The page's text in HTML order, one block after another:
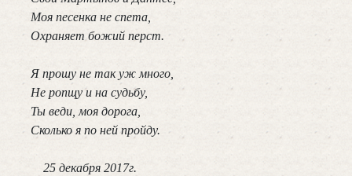
Моя песенка не спета,
Охраняет божий перст.
Я прошу не так уж много,
Не ропщу и на судьбу,
Ты веди, моя дорога,
Сколько я по ней пройду.
25 декабря 2017г.